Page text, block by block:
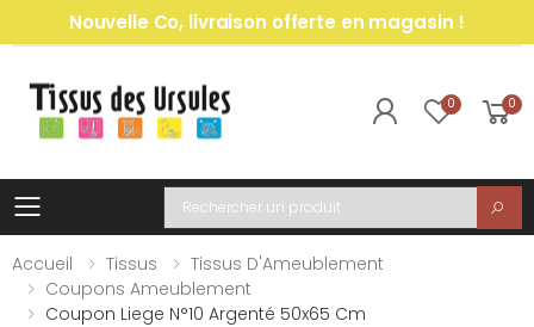
Nouvelle Co, livraison offerte en magasin !
0 0
Toggle mobile menu
Recherche
Accueil
Tissus
Tissus D'Ameublement
Coupons Ameublement
Coupon Liege N°10 Argenté 50x65 Cm